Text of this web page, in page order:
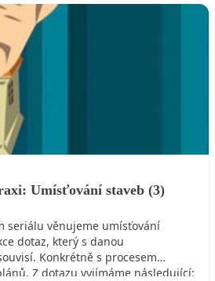
Umísťování staveb (3)
seriálu věnujeme umísťování
dotaz, který s danou
Konkrétně s procesem
Z dotazu vyjímáme následující: